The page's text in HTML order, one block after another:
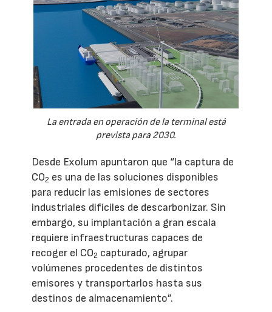
La entrada en operación de la terminal está
prevista para 2030.
Desde Exolum apuntaron que “la captura de
CO2 es una de las soluciones disponibles
para reducir las emisiones de sectores
industriales difíciles de descarbonizar. Sin
embargo, su implantación a gran escala
requiere infraestructuras capaces de
recoger el CO2 capturado, agrupar
volúmenes procedentes de distintos
emisores y transportarlos hasta sus
destinos de almacenamiento”.